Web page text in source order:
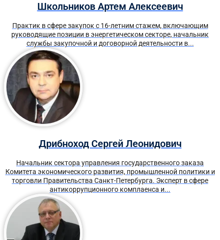
Школьников Артем Алексеевич
Практик в сфере закупок с 16-летним стажем, включающим
руководящие позиции в энергетическом секторе, начальник
службы закупочной и договорной деятельности в...
Дрибноход Сергей Леонидович
Начальник сектора управления государственного заказа
Комитета экономического развития, промышленной политики и
торговли Правительства Санкт-Петербурга. Эксперт в сфере
антикоррупционного комплаенса и...